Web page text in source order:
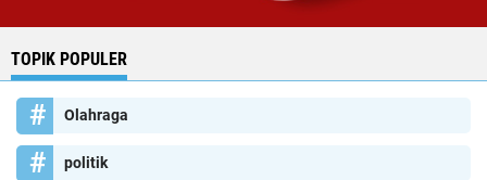
TOPIK POPULER
Olahraga
politik